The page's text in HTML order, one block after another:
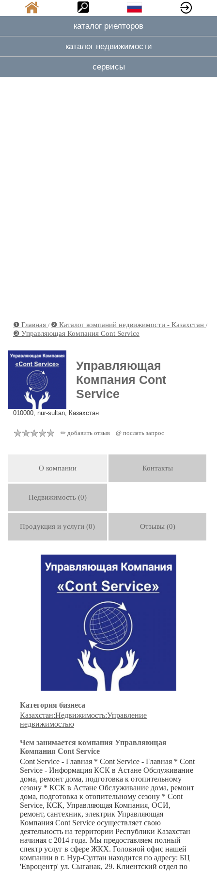
каталог риелторов
каталог недвижимости
сервисы
❶ Главная / ❷ Каталог компаний недвижимости - Казахстан /
❸ Управляющая Компания Cont Service
Управляющая
Компания Cont
Service
010000, nur-sultan, Казахстан
✏ добавить отзыв @ послать запрос
О компании Контакты
Недвижимость (0)
Продукция и услуги (0) Отзывы (0)
Категория бизнеса
Казахстан:Недвижимость:Управление
недвижимостью
Чем занимается компания Управляющая
Компания Cont Service
Cont Service - Главная * Cont Service - Главная * Cont
Service - Информация КСК в Астане Обслуживание
дома, ремонт дома, подготовка к отопительному
сезону * КСК в Астане Обслуживание дома, ремонт
дома, подготовка к отопительному сезону * Cont
Service, КСК, Управляющая Компания, ОСИ,
ремонт, сантехник, электрик Управляющая
Компания Cont Service осуществляет свою
деятельность на территории Республики Казахстан
начиная с 2014 года. Мы предоставляем полный
спектр услуг в сфере ЖКХ. Головной офис нашей
компании в г. Нур-Султан находится по адресу: БЦ
'Евроцентр' ул. Сыганак, 29. Клиентский отдел по